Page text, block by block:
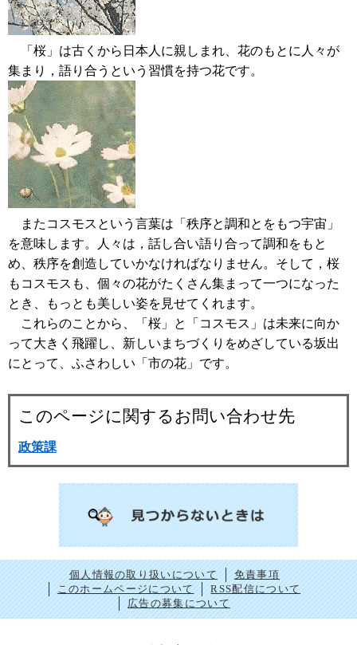
「桜」は古くから日本人に親しまれ、花のもとに人々が
集まり，語り合うという習慣を持つ花です。
またコスモスという言葉は「秩序と調和とをもつ宇宙」
を意味します。人々は，話し合い語り合って調和をもと
め、秩序を創造していかなければなりません。そして，桜
もコスモスも、個々の花がたくさん集まって一つになった
とき、もっとも美しい姿を見せてくれます。
これらのことから、「桜」と「コスモス」は未来に向か
って大きく飛躍し、新しいまちづくりをめざしている坂出
にとって、ふさわしい「市の花」です。
このページに関するお問い合わせ先
政策課
個人情報の取り扱いについて
免責事項
このホームページについて
RSS配信について
広告の募集について